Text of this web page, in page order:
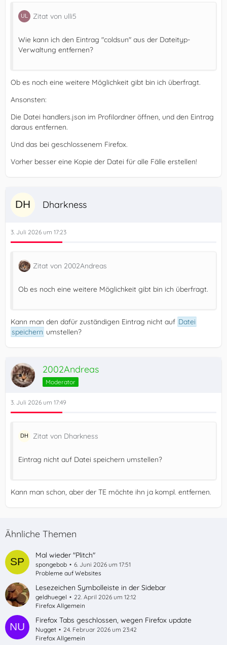
Zitat von ulli5
Wie kann ich den Eintrag "coldsun" aus der Dateityp-
Verwaltung entfernen?
Ob es noch eine weitere Möglichkeit gibt bin ich überfragt.
Ansonsten:
Die Datei handlers.json im Profilordner öffnen, und den Eintrag
daraus entfernen.
Und das bei geschlossenem Firefox.
Vorher besser eine Kopie der Datei für alle Fälle erstellen!
Dharkness
3. Juli 2026 um 17:23
Zitat von 2002Andreas
Ob es noch eine weitere Möglichkeit gibt bin ich überfragt.
Kann man den dafür zuständigen Eintrag nicht auf Datei
speichern umstellen?
2002Andreas
Moderator
3. Juli 2026 um 17:49
Zitat von Dharkness
Eintrag nicht auf Datei speichern umstellen?
Kann man schon, aber der TE möchte ihn ja kompl. entfernen.
Ähnliche Themen
Mal wieder "Plitch"
spongebob
6. Juni 2026 um 17:51
Probleme auf Websites
Lesezeichen Symbolleiste in der Sidebar
geldhuegel
22. April 2026 um 12:12
Firefox Allgemein
Firefox Tabs geschlossen, wegen Firefox update
Nugget
24. Februar 2026 um 23:42
Firefox Allgemein